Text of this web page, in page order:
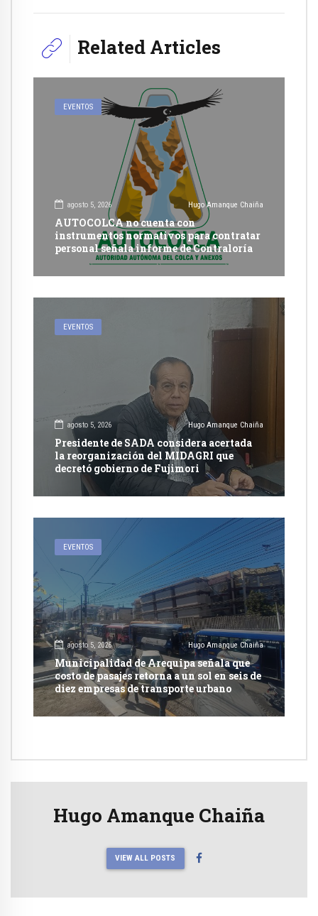
Related Articles
EVENTOS
agosto 5, 2026 Hugo Amanque Chaiña
AUTOCOLCA no cuenta con
instrumentos normativos para contratar
personal señala informe de Contraloría
EVENTOS
agosto 5, 2026 Hugo Amanque Chaiña
Presidente de SADA considera acertada
la reorganización del MIDAGRI que
decretó gobierno de Fujimori
EVENTOS
agosto 5, 2026 Hugo Amanque Chaiña
Municipalidad de Arequipa señala que
costo de pasajes retorna a un sol en seis de
diez empresas de transporte urbano
Hugo Amanque Chaiña
VIEW ALL POSTS